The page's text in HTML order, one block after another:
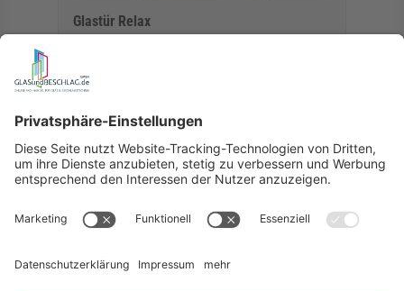
Glastür Relax
oder massgefertigt bis 1.000 x 2.100 mm
Glas nach Wahl
Art.-Nr.:6L0197
ab 490,95 €
wird bestellt für Sie
Details